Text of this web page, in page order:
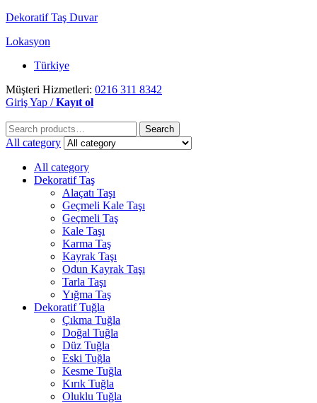
Dekoratif Taş Duvar
Lokasyon
Türkiye
Müşteri Hizmetleri: 0216 311 8342
Giriş Yap /Kayıt ol
Search
for:
Search
All category
All category
Dekoratif Taş
Alaçatı Taşı
Geçmeli Kale Taşı
Geçmeli Taş
Kale Taşı
Karma Taş
Kayrak Taşı
Odun Kayrak Taşı
Tarla Taşı
Yığma Taş
Dekoratif Tuğla
Çıkma Tuğla
Doğal Tuğla
Düz Tuğla
Eski Tuğla
Kesme Tuğla
Kırık Tuğla
Oluklu Tuğla